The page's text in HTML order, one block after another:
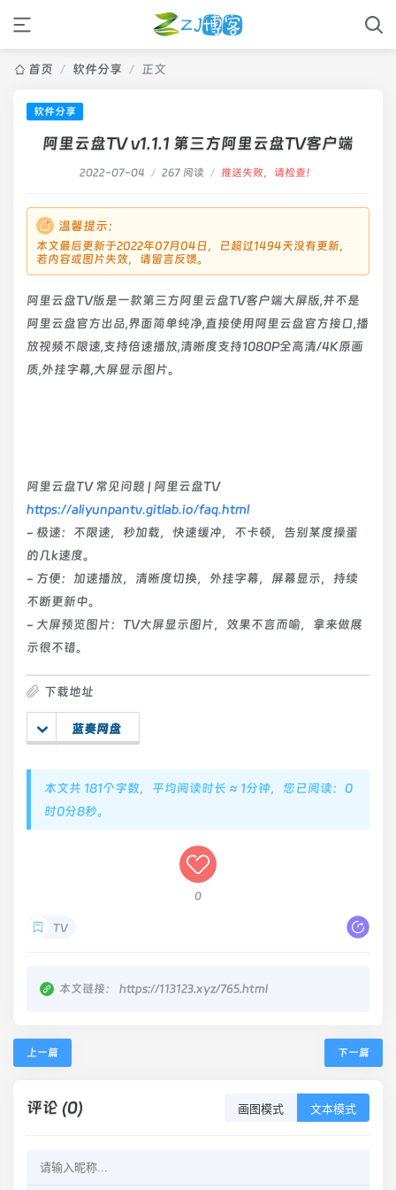
首页 / 软件分享 / 正文
软件分享
阿里云盘TV v1.1.1 第三方阿里云盘TV客户端
2022-07-04 / 267 阅读 / 推送失败，请检查！
温馨提示：
本文最后更新于2022年07月04日，已超过1494天没有更新，
若内容或图片失效，请留言反馈。
阿里云盘TV版是一款第三方阿里云盘TV客户端大屏版,并不是
阿里云盘官方出品,界面简单纯净,直接使用阿里云盘官方接口,播
放视频不限速,支持倍速播放,清晰度支持1080P全高清/4K原画
质,外挂字幕,大屏显示图片。
阿里云盘TV 常见问题 | 阿里云盘TV
https://aliyunpantv.gitlab.io/faq.html
- 极速：不限速，秒加载，快速缓冲，不卡顿，告别某度操蛋
的几k速度。
- 方便：加速播放，清晰度切换，外挂字幕，屏幕显示，持续
不断更新中。
- 大屏预览图片：TV大屏显示图片，效果不言而喻，拿来做展
示很不错。
下载地址
蓝奏网盘
本文共 181个字数，平均阅读时长 ≈ 1分钟，您已阅读：0
时0分8秒。
0
TV
本文链接： https://113123.xyz/765.html
上一篇 下一篇
评论 (0) 画图模式 文本模式